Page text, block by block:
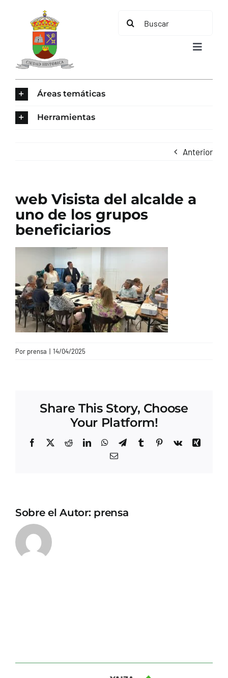
contenido
Buscar:
Toggle
TURISMO
Áreas temáticas
Herramientas
Anterior
web Visista del alcalde a
uno de los grupos
beneficiarios
Por prensa | 14/04/2025
Share This Story, Choose
Your Platform!
Facebook
X RedditLinkedInWhatsApp
TelegramTumblrPinterest
Vk
Xing
Correo
Sobre el Autor: prensa